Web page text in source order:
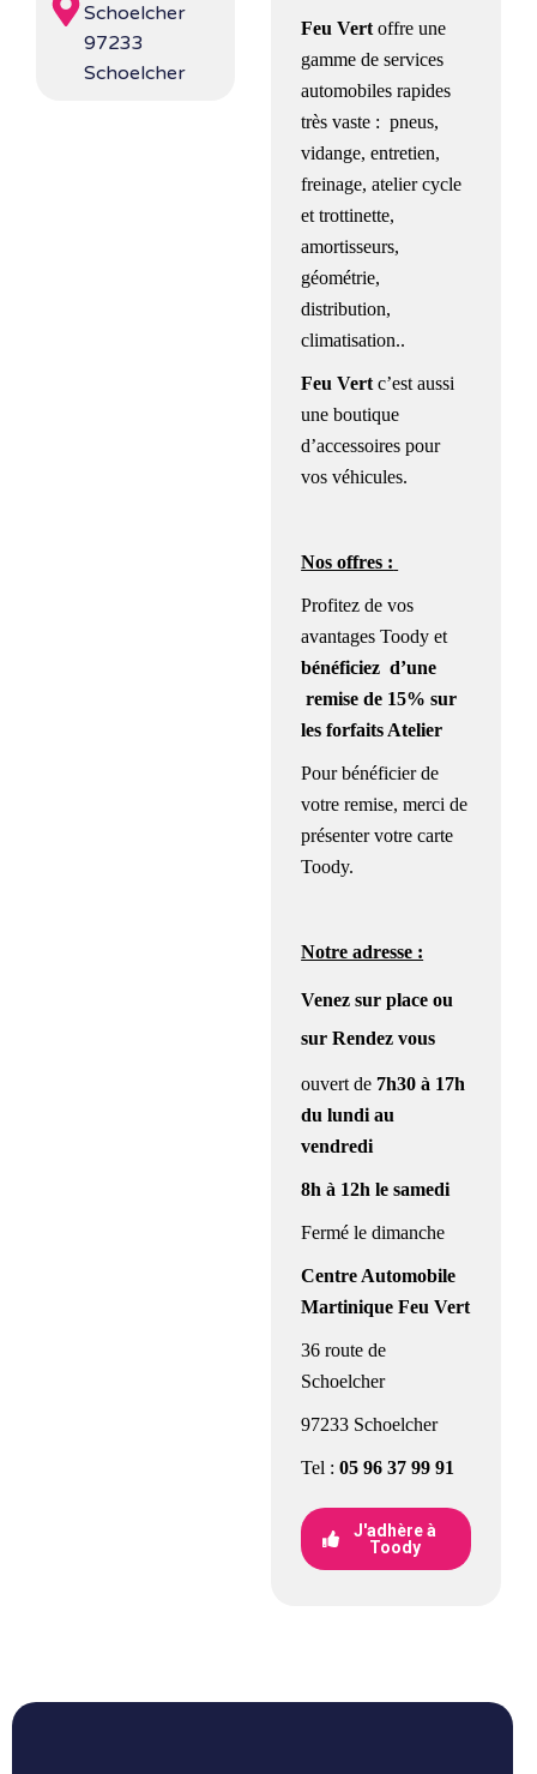
Schoelcher
97233
Schoelcher
Feu Vertoffre une
gamme de services
automobiles rapides
très vaste : pneus,
vidange, entretien,
freinage, atelier cycle
et trottinette,
amortisseurs,
géométrie,
distribution,
climatisation..
Feu Vert c’est aussi
une boutique
d’accessoires pour
vos véhicules.
Nos offres :
Profitez de vos
avantages Toody et
bénéficiez d’une
remise de 15% sur
les forfaits Atelier
Pour bénéficier de
votre remise, merci de
présenter votre carte
Toody.
Notre adresse :
Venez sur place ou
sur Rendez vous
ouvert de 7h30 à 17h
du lundi au
vendredi
8h à 12h le samedi
Fermé le dimanche
Centre Automobile
Martinique Feu Vert
36 route de
Schoelcher
97233 Schoelcher
Tel :05 96 37 99 91
J'adhère à
Toody